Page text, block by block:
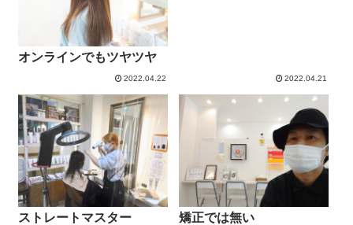
オンラインでもツヤツヤ
2022.04.22 2022.04.21
ストレートマスター 矯正では無い